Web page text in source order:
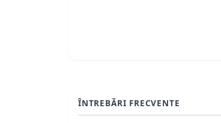
ÎNTREBĂRI FRECVENTE